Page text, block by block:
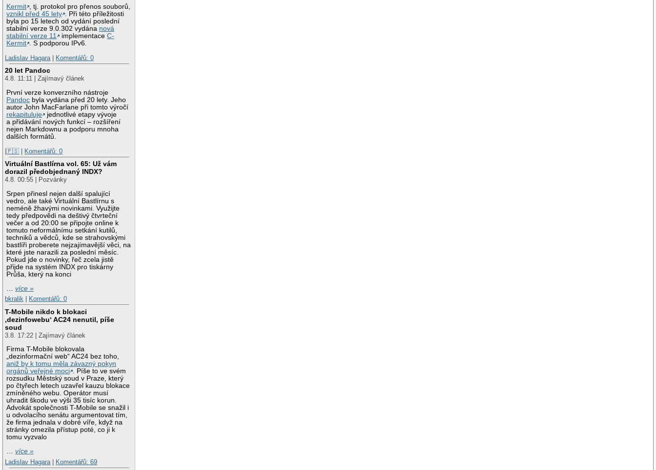
Kermit , tj. protokol pro přenos souborů,
vznikl před 45 lety . Při této příležitosti
byla po 15 letech od vydání poslední
stabilní verze 9.0.302 vydána nová
stabilní verze 11
implementaceC-
Kermit . S podporou IPv6.
Ladislav Hagara | Komentářů: 0
20 let Pandoc
4.8. 11:11 | Zajímavý článek
První verze konverzního nástroje
Pandoc byla vydána před 20 lety. Jeho
autor John MacFarlane při tomto výročí
rekapituluje
jednotlivé etapy vývoje
a přidávání nových funkcí – rozšíření
nejen Markdownu a podporu mnoha
dalších formátů.
|🇵🇸 | Komentářů: 0
Virtuální Bastlírna vol. 65: Už vám
dorazil předobjednaný INDX?
4.8. 00:55 | Pozvánky
Srpen přinesl nejen další spalující
vedro, ale také Virtuální Bastlírnu s
neméně žhavými novinkami. Využijte
tedy předpovědi na deštivý čtvrteční
večer a od 20:00 se připojte online k
tomuto neformálnímu setkání kutilů,
techniků a vědců, kde se strahovskými
bastlíři proberete nejzajímavější věci, na
které jste narazili za poslední měsíc.
Pokud jde o novinky, řeč zcela jistě
přijde na systém INDX pro tiskárny
Průša, který na konci
…více »
bkralik
Komentářů: 0
T-Mobile nikdo k blokaci
‚dezinfowebu‘ AC24 nenutil, píše
soud
3.8. 17:22 | Zajímavý článek
Firma T-Mobile blokovala
„dezinformační web“ AC24 bez toho,
aniž by k tomu měla závazný pokyn
orgánů veřejné moci . Píše to ve svém
rozsudku Městský soud v Praze, který
po čtyřech letech uzavřel kauzu blokace
zmíněného webu. Operátor musí
uhradit škodu ve výši 35 tisíc korun.
Advokát společnosti T-Mobile se snažil i
u odvolacího senátu argumentovat tím,
že firma jednala v dobré víře, když na
stránky omezila přístup poté, co ji k
tomu vyzvalo
…více »
Ladislav Hagara | Komentářů: 69